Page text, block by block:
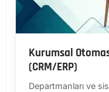
Kurumsal
(CRM/ERP)
Departmanları ve